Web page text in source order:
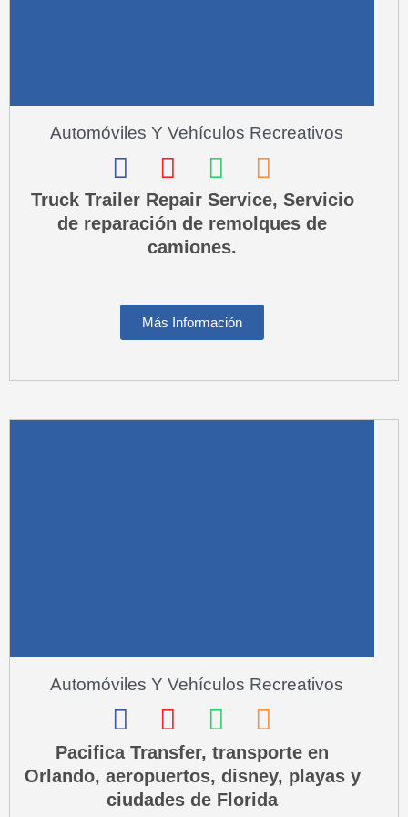
Automóviles Y Vehículos Recreativos
F
a
c
o
o
k
I
n
s
t
g
r
a
W
h
a
t
a
p
p
P
h
o
-
s
q
a
Truck Trailer Repair Service, Servicio
de reparación de remolques de
camiones.
Más Información
Automóviles Y Vehículos Recreativos
F
a
c
I
n
s
W
h
a
P
h
o
Pacifica Transfer, transporte en
Orlando, aeropuertos, disney, playas y
ciudades de Florida